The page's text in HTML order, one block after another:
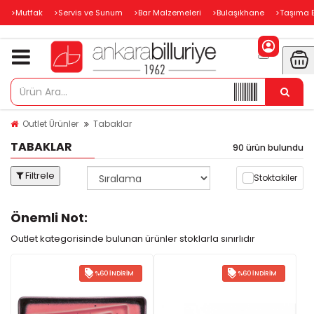
>Mutfak >Servis ve Sunum >Bar Malzemeleri >Bulaşıkhane >Taşıma
Outlet Ürünler Tabaklar
TABAKLAR 90 ürün bulundu
Filtrele Stoktakiler
Önemli Not:
Outlet kategorisinde bulunan ürünler stoklarla sınırlıdır
%60 İNDIRIM %60 İNDIRIM